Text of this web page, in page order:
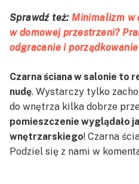
Sprawdź też: Minimalizm w
w domowej przestrzeni?
odgracanie i
Czarna ściana w salonie to
nudę. Wystarczy tylko
do wnętrza kilka dobrze
pomieszczenie wyglądało
wnętrzarskiego! Czarna
Podziel się z nami w